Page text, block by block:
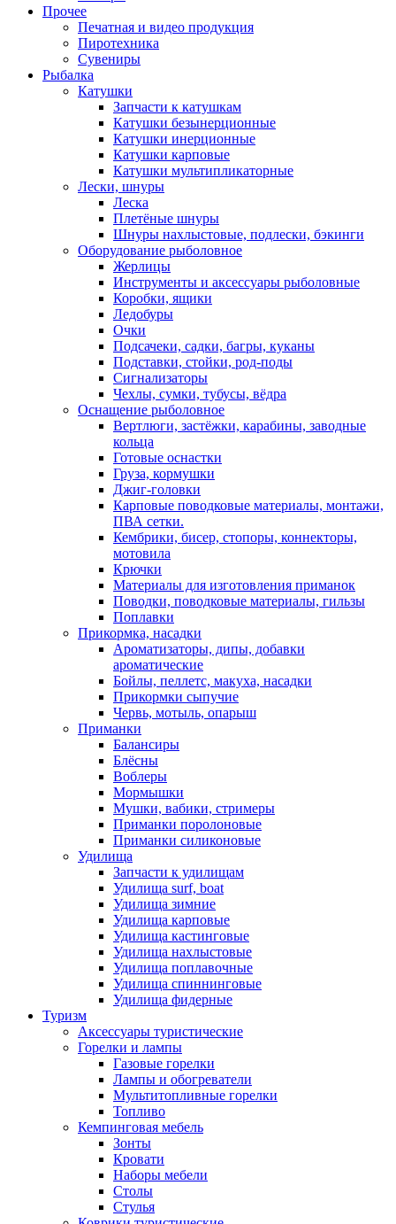
Прочее
Печатная и видео продукция
Пиротехника
Сувениры
Рыбалка
Катушки
Запчасти к катушкам
Катушки безынерционные
Катушки инерционные
Катушки карповые
Катушки мультипликаторные
Лески, шнуры
Леска
Плетёные шнуры
Шнуры нахлыстовые, подлески, бэкинги
Оборудование рыболовное
Жерлицы
Инструменты и аксессуары рыболовные
Коробки, ящики
Ледобуры
Очки
Подсачеки, садки, багры, куканы
Подставки, стойки, род-поды
Сигнализаторы
Чехлы, сумки, тубусы, вёдра
Оснащение рыболовное
Вертлюги, застёжки, карабины, заводные
кольца
Готовые оснастки
Груза, кормушки
Джиг-головки
Карповые поводковые материалы, монтажи,
ПВА сетки.
Кембрики, бисер, стопоры, коннекторы,
мотовила
Крючки
Материалы для изготовления приманок
Поводки, поводковые материалы, гильзы
Поплавки
Прикормка, насадки
Ароматизаторы, дипы, добавки
ароматические
Бойлы, пеллетс, макуха, насадки
Прикормки сыпучие
Червь, мотыль, опарыш
Приманки
Балансиры
Блёсны
Воблеры
Мормышки
Мушки, вабики, стримеры
Приманки поролоновые
Приманки силиконовые
Удилища
Запчасти к удилищам
Удилища surf, boat
Удилища зимние
Удилища карповые
Удилища кастинговые
Удилища нахлыстовые
Удилища поплавочные
Удилища спиннинговые
Удилища фидерные
Туризм
Аксессуары туристические
Горелки и лампы
Газовые горелки
Лампы и обогреватели
Мультитопливные горелки
Топливо
Кемпинговая мебель
Зонты
Кровати
Наборы мебели
Столы
Стулья